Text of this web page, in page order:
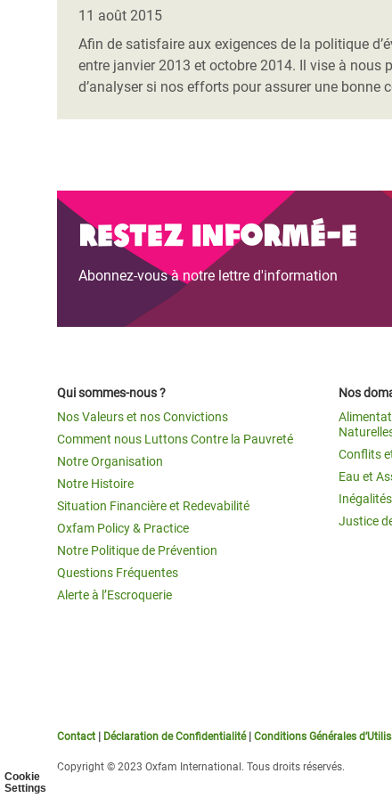
Cookie
Settings
Conflits et Catastrophes
Inégalités Extrêmes et
Services Essentiels
Inequality and Rights in a
l’Est
#MonClimatMonAvenir
Mettons Fin à la Souffrance qui se Cache
Derrière notre Alimentation
Les Violences Faites aux Femmes et aux
11 août 2015
Afin de satisfaire aux exigences de la politique
entre janvier 2013 et octobre 2014. Il vise à nous
d’analyser si nos efforts pour assurer une
Restez informé-e
Abonnez-vous à notre lettre d'information
Qui sommes-nous ?
Nos Valeurs et nos Convictions
Comment nous Luttons Contre la Pauvreté
Notre Organisation
Notre Histoire
Situation Financière et Redevabilité
Oxfam Policy & Practice
Notre Politique de Prévention
Questions Fréquentes
Alerte à l’Escroquerie
Nos
Conflits
Eau et
Justice
Contact Déclaration de Confidentialité| Conditions Générales
Copyright © 2023 Oxfam International. Tous droits réservés.